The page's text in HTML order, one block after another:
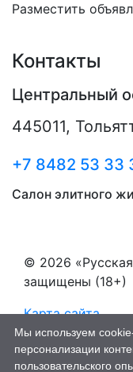
Разместить
Контакты
Центральный
445011,
+7 8482 53 33
Салон элитного
© 2026
защищены (18+)
Карта сайта
Мы используем
персонализации
пользовательского